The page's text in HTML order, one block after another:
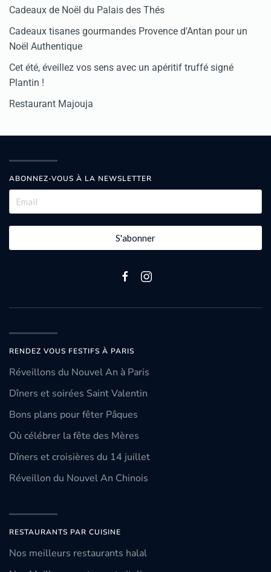
Cadeaux de Noël du Palais des Thés
Cadeaux tisanes gourmandes Provence d'Antan pour un
Noël Authentique
Cet été, éveillez vos sens avec un apéritif truffé signé
Plantin !
Restaurant Majouja
ABONNEZ-VOUS À LA NEWSLETTER
S'abonner
RENDEZ VOUS FESTIFS À PARIS
Réveillons du Nouvel An à Paris
Dîners et soirées Saint Valentin
Bons plans pour fêter Pâques
Où célébrer la fête des Mères
Dîners et croisières du 14 juillet
Réveillon du Nouvel An Chinois
RESTAURANTS PAR CUISINE
Nos meilleurs restaurants halal